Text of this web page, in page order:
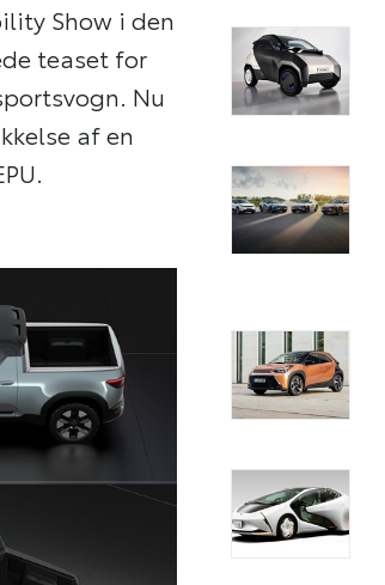
Show i den
teaset for
Nu
af en